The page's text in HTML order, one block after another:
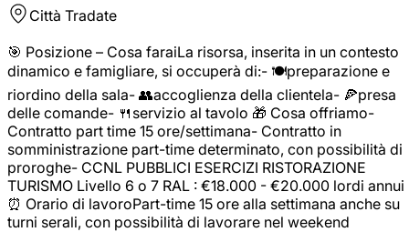
Città Tradate
🎯 Posizione – Cosa faraiLa risorsa, inserita in un contesto
dinamico e famigliare, si occuperà di:- 🍽️preparazione e
riordino della sala- 👥accoglienza della clientela- 🍕presa
delle comande- 🍴servizio al tavolo 🎁 Cosa offriamo-
Contratto part time 15 ore/settimana- Contratto in
somministrazione part-time determinato, con possibilità di
proroghe- CCNL PUBBLICI ESERCIZI RISTORAZIONE
TURISMO Livello 6 o 7 RAL : €18.000 - €20.000 lordi annui
⏰ Orario di lavoroPart-time 15 ore alla settimana anche su
turni serali, con possibilità di lavorare nel weekend